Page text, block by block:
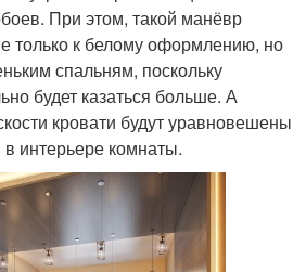
При этом, такой манёвр
только к белому оформлению, но
спальням, поскольку
будет казаться больше. А
кровати будут уравновешены
интерьере комнаты.